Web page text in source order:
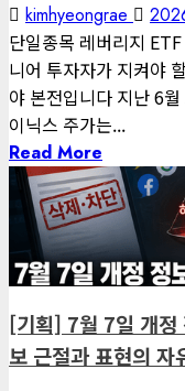
kimhyeongrae
단일종목 레버리지
니어 투자자가 지켜야
야 본전입니다 지난 6
이닉스 주가는...
Read More
3 minutes read
게재된 글
글로벌 트렌드
[기획] 7월 7일 개정
보 근절과 표현의 자